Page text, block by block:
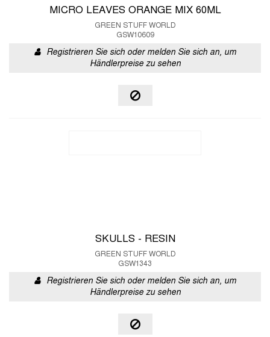
MICRO LEAVES ORANGE MIX 60ML
GREEN STUFF WORLD
GSW10609
Registrieren Sie sich oder melden Sie sich an, um
Händlerpreise zu sehen
SKULLS - RESIN
GREEN STUFF WORLD
GSW1343
Registrieren Sie sich oder melden Sie sich an, um
Händlerpreise zu sehen